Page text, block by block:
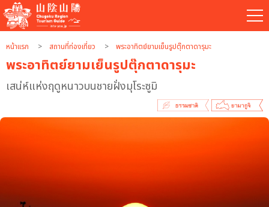
หน้าแรก สถานที่ท่องเที่ยว พระอาทิตย์ยามเย็นรูปตุ๊กตาดารุมะ
พระอาทิตย์ยามเย็นรูปตุ๊กตาดารุมะ
เสน่ห์แห่งฤดูหนาวบนชายฝั่งมุโระซูมิ